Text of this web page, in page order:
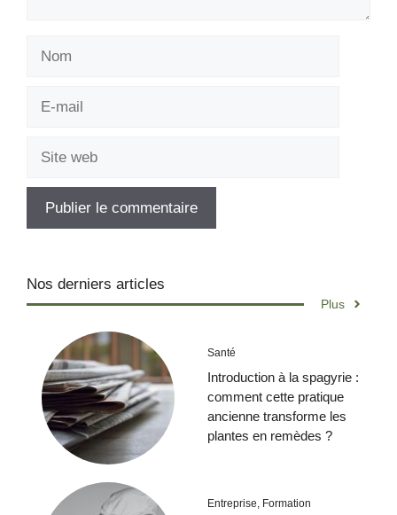
Nos derniers articles
Plus
Santé
Introduction à la spagyrie :
comment cette pratique
ancienne transforme les
plantes en remèdes ?
Entreprise, Formation